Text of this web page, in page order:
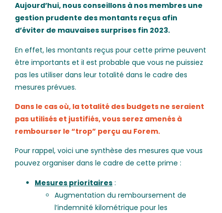
Aujourd’hui, nous conseillons à nos membres une
gestion prudente des montants reçus afin
d’éviter de mauvaises surprises fin 2023.
En effet, les montants reçus pour cette prime peuvent
être importants et iI est probable que vous ne puissiez
pas les utiliser dans leur totalité dans le cadre des
mesures prévues.
Dans le cas où, la totalité des budgets ne seraient
pas utilisés et justifiés, vous serez amenés à
rembourser le “trop” perçu au Forem.
Pour rappel, voici une synthèse des mesures que vous
pouvez organiser dans le cadre de cette prime :
Mesures prioritaires :
Augmentation du remboursement de
l’indemnité kilométrique pour les